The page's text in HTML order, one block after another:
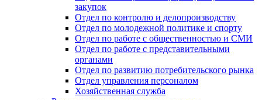
закупок
Отдел по контролю и делопроизводству
Отдел по молодежной политике и спорту
Отдел по работе с общественностью и СМИ
Отдел по работе с представительными
органами
Отдел по развитию потребительского рынка
Отдел управления персоналом
Хозяйственная служба